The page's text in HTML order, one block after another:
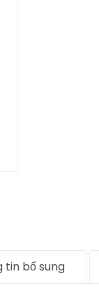
tin bổ sung